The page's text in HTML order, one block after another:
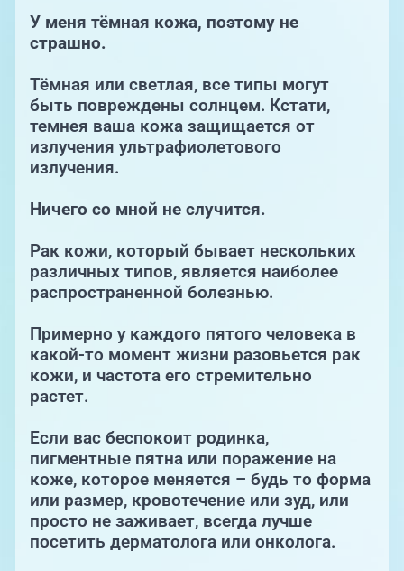
У меня тёмная кожа, поэтому не
страшно.
Тёмная или светлая, все типы могут
быть повреждены солнцем. Кстати,
темнея ваша кожа защищается от
излучения ультрафиолетового
излучения.
Ничего со мной не случится.
Рак кожи, который бывает нескольких
различных типов, является наиболее
распространенной болезнью.
Примерно у каждого пятого человека в
какой-то момент жизни разовьется рак
кожи, и частота его стремительно
растет.
Если вас беспокоит родинка,
пигментные пятна или поражение на
коже, которое меняется – будь то форма
или размер, кровотечение или зуд, или
просто не заживает, всегда лучше
посетить дерматолога или онколога.